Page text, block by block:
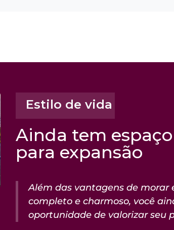
Estilo de vida
Ainda tem espaço
para expansão
Além das vantagens de morar
completo e charmoso, você
oportunidade de valorizar seu